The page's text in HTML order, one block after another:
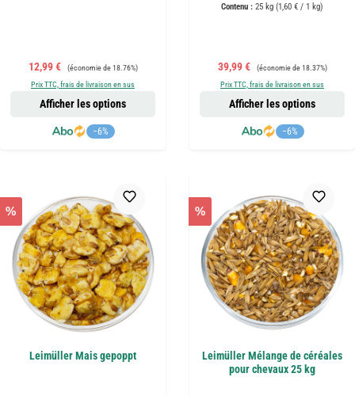
Prix de vente :
12,99 € Prix régulier :
(économie de 18.76%)
Prix TTC, frais de livraison en sus
−6%
Afficher les options
Contenu : 25 kg (1,60 € / 1 kg)
Prix de vente :
39,99 € Prix régulier :
(économie de 18.37%)
Prix TTC, frais de livraison en sus
−6%
Afficher les options
%
Leimüller Mais gepoppt
%
Leimüller Mélange de céréales
pour chevaux 25 kg